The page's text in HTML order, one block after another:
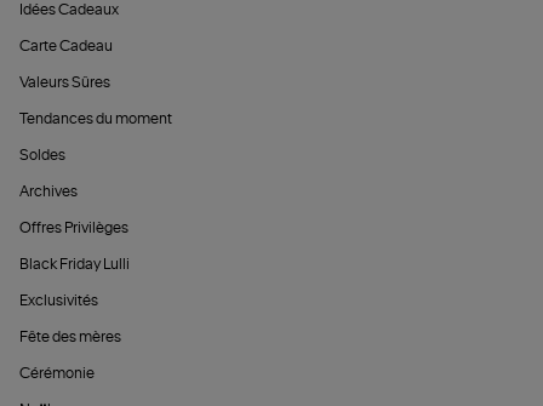
Idées Cadeaux
Carte Cadeau
Valeurs Sûres
Tendances du moment
Soldes
Archives
Offres Privilèges
Black Friday Lulli
Exclusivités
Fête des mères
Cérémonie